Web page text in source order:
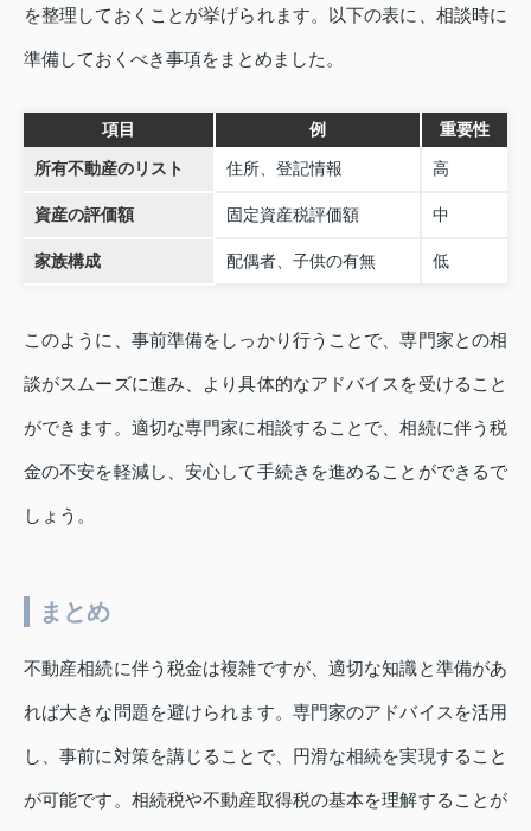
を整理しておくことが挙げられます。以下の表に、相談時に
準備しておくべき事項をまとめました。
項目 例 重要性
所有不動産のリスト 住所、登記情報 高
資産の評価額 固定資産税評価額 中
家族構成 配偶者、子供の有無 低
このように、事前準備をしっかり行うことで、専門家との相
談がスムーズに進み、より具体的なアドバイスを受けること
ができます。適切な専門家に相談することで、相続に伴う税
金の不安を軽減し、安心して手続きを進めることができるで
しょう。
まとめ
不動産相続に伴う税金は複雑ですが、適切な知識と準備があ
れば大きな問題を避けられます。専門家のアドバイスを活用
し、事前に対策を講じることで、円滑な相続を実現すること
が可能です。相続税や不動産取得税の基本を理解することが